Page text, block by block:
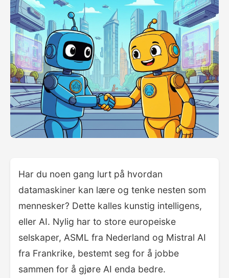
Har du noen gang lurt på hvordan
datamaskiner kan lære og tenke nesten som
mennesker? Dette kalles kunstig intelligens,
eller AI. Nylig har to store europeiske
selskaper, ASML fra Nederland og Mistral AI
fra Frankrike, bestemt seg for å jobbe
sammen for å gjøre AI enda bedre.